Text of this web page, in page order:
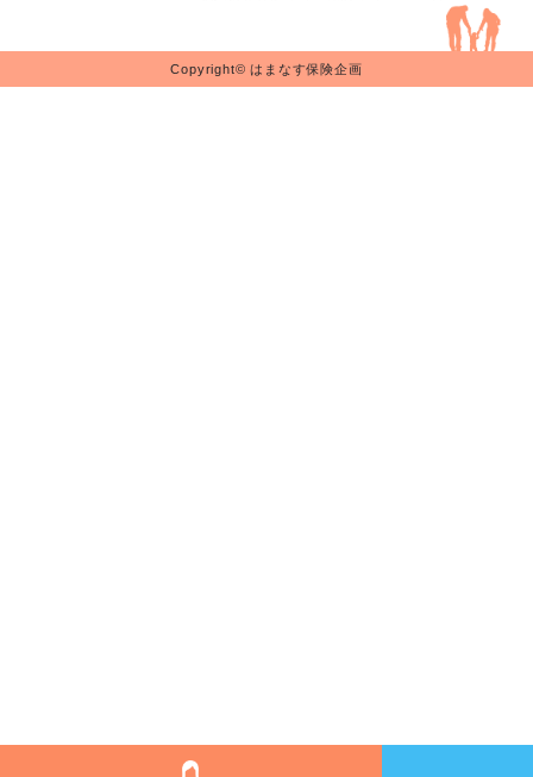
Copyright© はまなす保険企画